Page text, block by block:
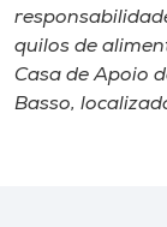
quilos de
Casa de Apoio
Basso,